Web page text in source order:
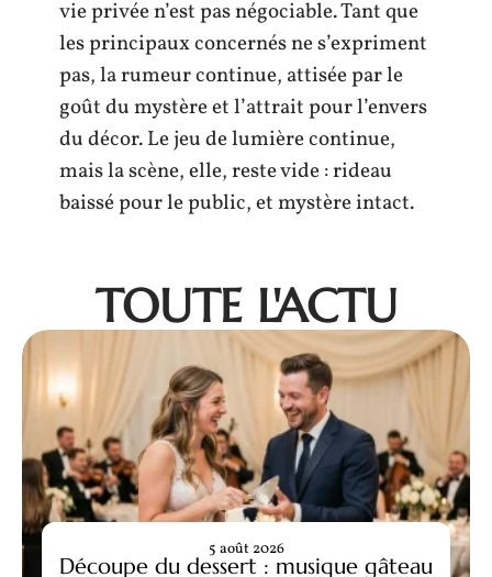
vie privée n’est pas négociable. Tant que
les principaux concernés ne s’expriment
pas, la rumeur continue, attisée par le
goût du mystère et l’attrait pour l’envers
du décor. Le jeu de lumière continue,
mais la scène, elle, reste vide : rideau
baissé pour le public, et mystère intact.
TOUTE L'ACTU
Découpe du dessert : musique gâteau
5 août 2026